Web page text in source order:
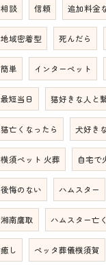
相談 信頼 追加料金
地域密着型 死んだら
簡単 インターペット
最短当日 猫好きな人と
猫亡くなったら 犬好き
横須ペット 火葬 自宅で
後悔のない ハムスター
湘南鷹取 ハムスター亡
癒し ペッタ葬儀横須賀